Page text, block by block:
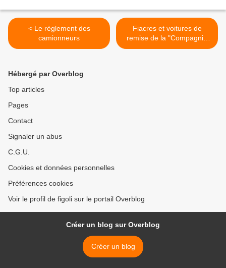
< Le règlement des
camionneurs
Fiacres et voitures de
remise de la "Compagnie
Générale des Voitures "
Hébergé par Overblog
Top articles
Pages
Contact
Signaler un abus
C.G.U.
Cookies et données personnelles
Préférences cookies
Voir le profil de figoli sur le portail Overblog
Créer un blog sur Overblog
Créer un blog